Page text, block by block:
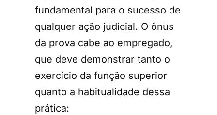
fundamental para o sucesso de
qualquer ação judicial. O ônus
da prova cabe ao empregado,
que deve demonstrar tanto o
exercício da função superior
quanto a habitualidade dessa
prática: